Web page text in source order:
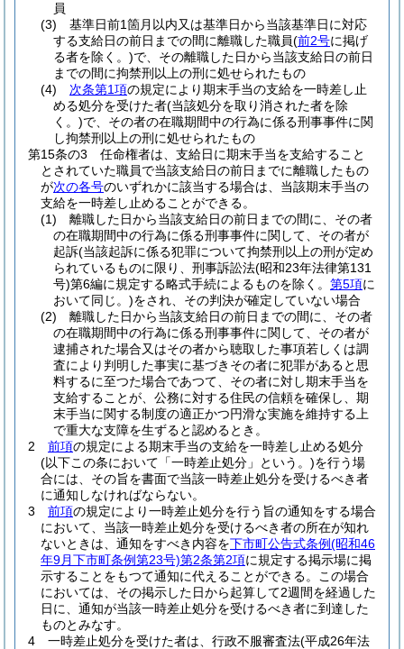
員
(3)
基準日前1箇月以内又は基準日から当該基準日に対応
する支給日の前日までの間に離職した職員(前2号に掲げ
る者を除く。)で、その離職した日から当該支給日の前日
までの間に拘禁刑以上の刑に処せられたもの
(4)
次条第1項の規定により期末手当の支給を一時差し止
める処分を受けた者(当該処分を取り消された者を除
く。)で、その者の在職期間中の行為に係る刑事事件に関
し拘禁刑以上の刑に処せられたもの
第15条の3
任命権者は、支給日に期末手当を支給すること
とされていた職員で当該支給日の前日までに離職したもの
が次の各号のいずれかに該当する場合は、当該期末手当の
支給を一時差し止めることができる。
(1)
離職した日から当該支給日の前日までの間に、その者
の在職期間中の行為に係る刑事事件に関して、その者が
起訴(当該起訴に係る犯罪について拘禁刑以上の刑が定め
られているものに限り、刑事訴訟法(昭和23年法律第131
号)第6編に規定する略式手続によるものを除く。 第5項に
おいて同じ。)をされ、その判決が確定していない場合
(2)
離職した日から当該支給日の前日までの間に、その者
の在職期間中の行為に係る刑事事件に関して、その者が
逮捕された場合又はその者から聴取した事項若しくは調
査により判明した事実に基づきその者に犯罪があると思
料するに至つた場合であつて、その者に対し期末手当を
支給することが、公務に対する住民の信頼を確保し、期
末手当に関する制度の適正かつ円滑な実施を維持する上
で重大な支障を生ずると認めるとき。
2
前項の規定による期末手当の支給を一時差し止める処分
(以下この条において「一時差止処分」という。)を行う場
合には、その旨を書面で当該一時差止処分を受けるべき者
に通知しなければならない。
3
前項の規定により一時差止処分を行う旨の通知をする場合
において、当該一時差止処分を受けるべき者の所在が知れ
ないときは、通知をすべき内容を下市町公告式条例(昭和46
年9月下市町条例第23号)第2条第2項に規定する掲示場に掲
示することをもつて通知に代えることができる。
この場合
においては、その掲示した日から起算して2週間を経過した
日に、通知が当該一時差止処分を受けるべき者に到達した
ものとみなす。
4
一時差止処分を受けた者は、行政不服審査法(平成26年法